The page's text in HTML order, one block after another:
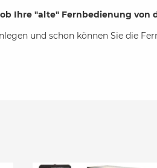
Ihre "alte" Fernbedienung von
und schon können Sie die